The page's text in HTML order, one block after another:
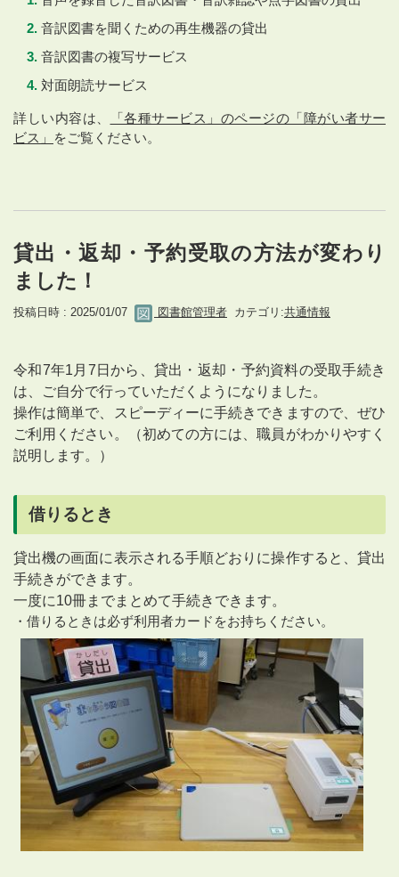
音訳図書を聞くための再生機器の貸出
音訳図書の複写サービス
対面朗読サービス
詳しい内容は、
「各種サービス」のページの「障がい者サー
ビス」
をご覧ください。
貸出・返却・予約受取の方法が変わり
ました！
投稿日時 : 2025/01/07 図書館管理者 カテゴリ:共通情報
令和7年1月7日から、貸出・返却・予約資料の受取手続き
は、ご自分で行っていただくようになりました。
操作は簡単で、スピーディーに手続きできますので、ぜひ
ご利用ください。（初めての方には、職員がわかりやすく
説明します。）
借りるとき
貸出機の画面に表示される手順どおりに操作すると、貸出
手続きができます。
一度に10冊までまとめて手続きできます。
・借りるときは必ず利用者カードをお持ちください。